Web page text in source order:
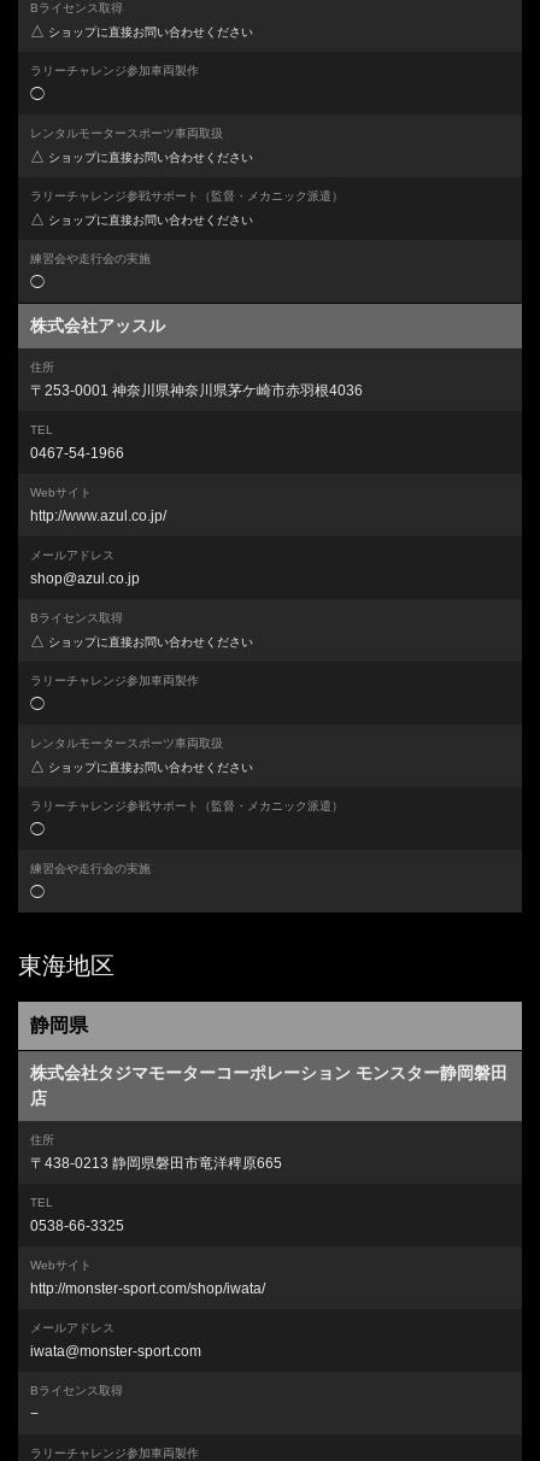
Bライセンス取得
△ ショップに直接お問い合わせください
ラリーチャレンジ参加車両製作
◯
レンタルモータースポーツ車両取扱
△ ショップに直接お問い合わせください
ラリーチャレンジ参戦サポート （監督・メカニック派遣）
△ ショップに直接お問い合わせください
練習会や走行会の実施
◯
株式会社アッスル
住所
〒253-0001 神奈川県神奈川県茅ケ崎市赤羽根4036
TEL
0467-54-1966
Webサイト
http://www.azul.co.jp/
メールアドレス
shop@azul.co.jp
Bライセンス取得
△ ショップに直接お問い合わせください
ラリーチャレンジ参加車両製作
◯
レンタルモータースポーツ車両取扱
△ ショップに直接お問い合わせください
ラリーチャレンジ参戦サポート （監督・メカニック派遣）
◯
練習会や走行会の実施
◯
東海地区
静岡県
株式会社タジマモーターコーポレーション モンスター静岡磐田
店
住所
〒438-0213 静岡県磐田市竜洋稗原665
TEL
0538-66-3325
Webサイト
http://monster-sport.com/shop/iwata/
メールアドレス
iwata@monster-sport.com
Bライセンス取得
−
ラリーチャレンジ参加車両製作